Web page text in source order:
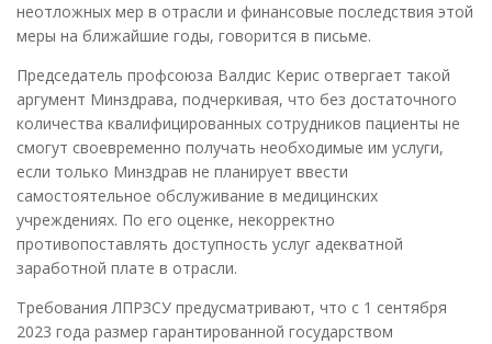
неотложных мер в отрасли и финансовые последствия этой
меры на ближайшие годы, говорится в письме.
Председатель профсоюза Валдис Керис отвергает такой
аргумент Минздрава, подчеркивая, что без достаточного
количества квалифицированных сотрудников пациенты не
смогут своевременно получать необходимые им услуги,
если только Минздрав не планирует ввести
самостоятельное обслуживание в медицинских
учреждениях. По его оценке, некорректно
противопоставлять доступность услуг адекватной
заработной плате в отрасли.
Требования ЛПРЗСУ предусматривают, что с 1 сентября
2023 года размер гарантированной государством